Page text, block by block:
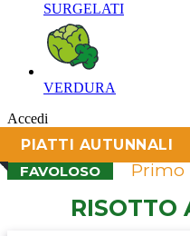
SURGELATI‎
VERDURA‎
Accedi
PIATTI AUTUNNALI
FAVOLOSO
Primo
RISOTTO